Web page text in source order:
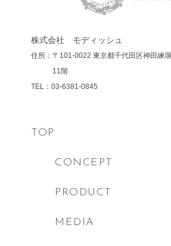
株式会社 モディッシュ
住所：〒101-0022 東京都千代田区神田練
11階
TEL：03-6381-0845
TOP
CONCEPT
PRODUCT
MEDIA